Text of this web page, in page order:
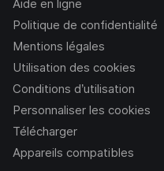
Aide en ligne
Politique de confidentialité
Mentions légales
Utilisation des cookies
Conditions d’utilisation
Personnaliser les cookies
Télécharger
Appareils compatibles